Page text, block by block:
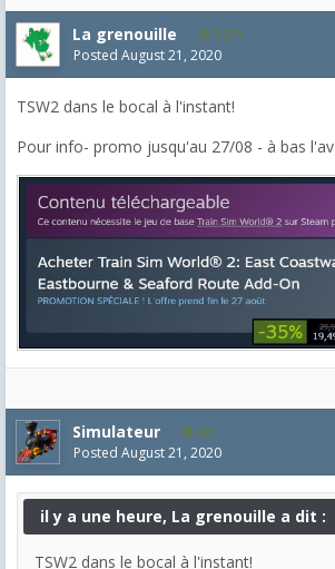
La grenouille 3,271
Posted August 21, 2020
TSW2 dans le bocal à l'instant!
Pour info- promo jusqu'au 27/08 - à bas
Simulateur 681
Posted August 21, 2020
il y a une heure, La grenouille a dit :
TSW2 dans le bocal à l'instant!